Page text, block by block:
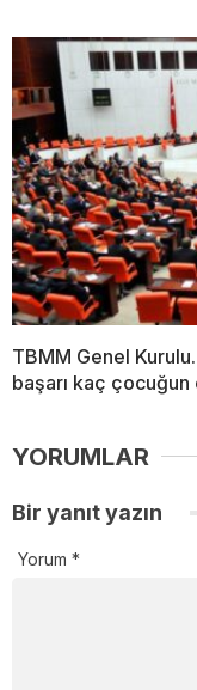
TBMM Genel
başarı kaç
YORUMLAR
Bir yanıt yazın
Yorum *